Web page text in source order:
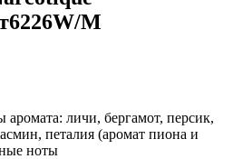
M
аромата: личи, бергамот, персик,
петалия (аромат пиона и
ноты